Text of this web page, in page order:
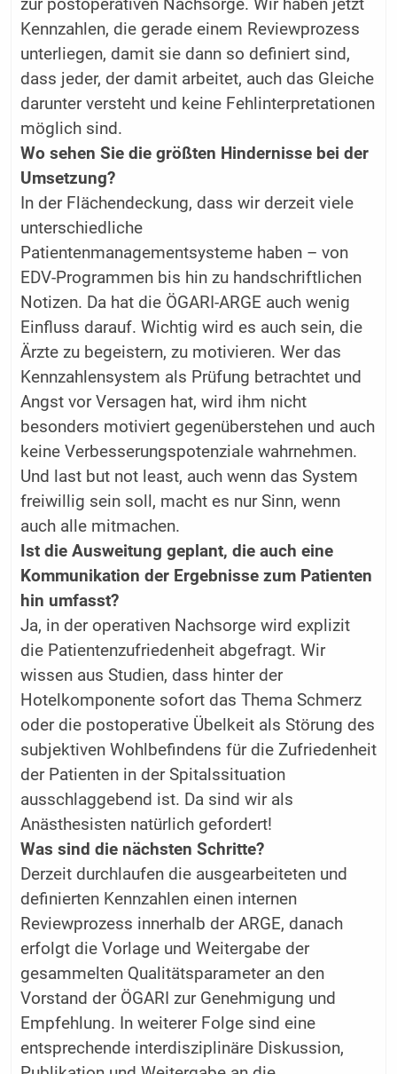
zur postoperativen Nachsorge. Wir haben jetzt
Kennzahlen, die gerade einem Reviewprozess
unterliegen, damit sie dann so definiert sind,
dass jeder, der damit arbeitet, auch das Gleiche
darunter versteht und keine Fehlinterpretationen
möglich sind.
Wo sehen Sie die größten Hindernisse bei der
Umsetzung?
In der Flächendeckung, dass wir derzeit viele
unterschiedliche
Patientenmanagementsysteme haben – von
EDV-Programmen bis hin zu handschriftlichen
Notizen. Da hat die ÖGARI-ARGE auch wenig
Einfluss darauf. Wichtig wird es auch sein, die
Ärzte zu begeistern, zu motivieren. Wer das
Kennzahlensystem als Prüfung betrachtet und
Angst vor Versagen hat, wird ihm nicht
besonders motiviert gegenüberstehen und auch
keine Verbesserungspotenziale wahrnehmen.
Und last but not least, auch wenn das System
freiwillig sein soll, macht es nur Sinn, wenn
auch alle mitmachen.
Ist die Ausweitung geplant, die auch eine
Kommunikation der Ergebnisse zum Patienten
hin umfasst?
Ja, in der operativen Nachsorge wird explizit
die Patientenzufriedenheit ab­gefragt. Wir
wissen aus Studien, dass hinter der
Hotelkomponente sofort das Thema Schmerz
oder die postoperative Übelkeit als Störung des
subjektiven Wohlbefindens für die Zufriedenheit
der Patienten in der Spitalssituation
ausschlaggebend ist. Da sind wir als
Anästhesisten natürlich gefordert!
Was sind die nächsten Schritte?
Derzeit durchlaufen die ausgearbeiteten und
definierten Kennzahlen einen internen
Reviewprozess innerhalb der ARGE, danach
erfolgt die Vorlage und Weiter­gabe der
gesammelten Qualitätsparameter an den
Vorstand der ÖGARI zur ­Genehmigung und
Empfehlung. In weiterer Folge sind eine
entsprechende interdisziplinäre Diskussion,